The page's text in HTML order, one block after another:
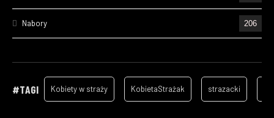
Nabory 206
157
#TAGI Kobiety w straży KobietaStrażak strazacki